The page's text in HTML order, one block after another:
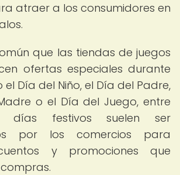
atraer a los consumidores en
que las tiendas de juegos
ofertas especiales durante
Día del Niño, el Día del Padre,
o el Día del Juego, entre
días festivos suelen ser
por los comercios para
y promociones que